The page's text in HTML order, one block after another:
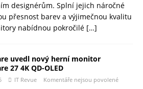
designérům. Splní jejich náročné
přesnost barev a výjimečnou kvalitu
nabídnou pokročilé […]
uvedl nový herní monitor
27 4K QD-OLED
IT Revue Komentáře nejsou povolené